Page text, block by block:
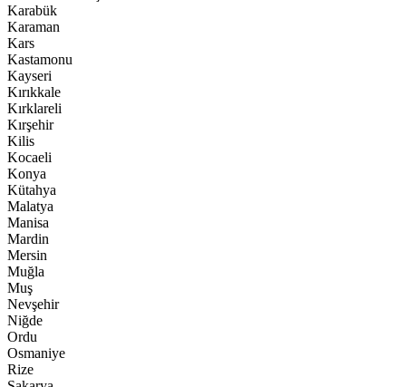
Karabük
Karaman
Kars
Kastamonu
Kayseri
Kırıkkale
Kırklareli
Kırşehir
Kilis
Kocaeli
Konya
Kütahya
Malatya
Manisa
Mardin
Mersin
Muğla
Muş
Nevşehir
Niğde
Ordu
Osmaniye
Rize